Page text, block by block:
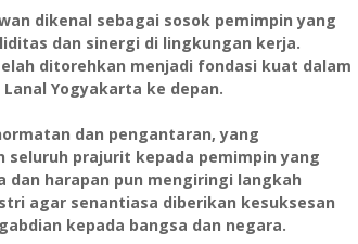
dikenal sebagai sosok pemimpin yang
dan sinergi di lingkungan kerja.
ditorehkan menjadi fondasi kuat dalam
Yogyakarta ke depan.
dan pengantaran, yang
prajurit kepada pemimpin yang
dan harapan pun mengiringi langkah
agar senantiasa diberikan kesuksesan
kepada bangsa dan negara.